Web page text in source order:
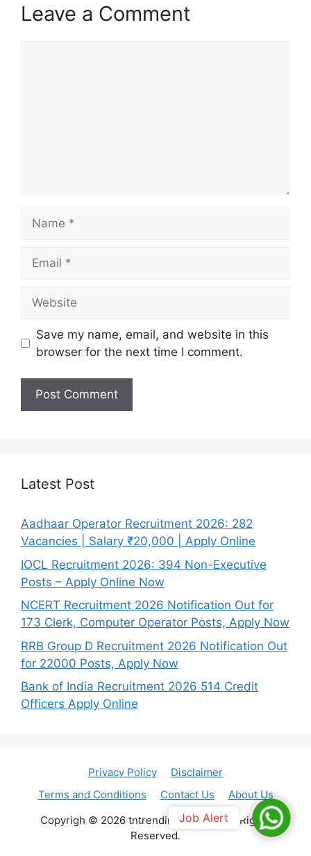
Leave a Comment
Save my name, email, and website in this
browser for the next time I comment.
Latest Post
Aadhaar Operator Recruitment 2026: 282
Vacancies | Salary ₹20,000 | Apply Online
IOCL Recruitment 2026: 394 Non-Executive
Posts – Apply Online Now
NCERT Recruitment 2026 Notification Out for
173 Clerk, Computer Operator Posts, Apply Now
RRB Group D Recruitment 2026 Notification Out
for 22000 Posts, Apply Now
Bank of India Recruitment 2026 514 Credit
Officers Apply Online
Privacy Policy
Disclaimer
Terms and Conditions
Contact Us
About Us
Copyrigh © 2026 tntrendingjob.com. All Rights
Reserved.
Join
Job Alert